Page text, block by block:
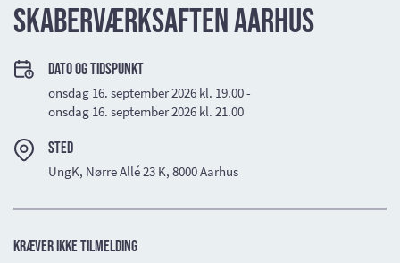
Skaberværksaften Aarhus
Dato og tidspunkt
onsdag 16. september 2026 kl. 19.00 -
onsdag 16. september 2026 kl. 21.00
Sted
UngK, Nørre Allé 23 K, 8000 Aarhus
Kræver ikke tilmelding